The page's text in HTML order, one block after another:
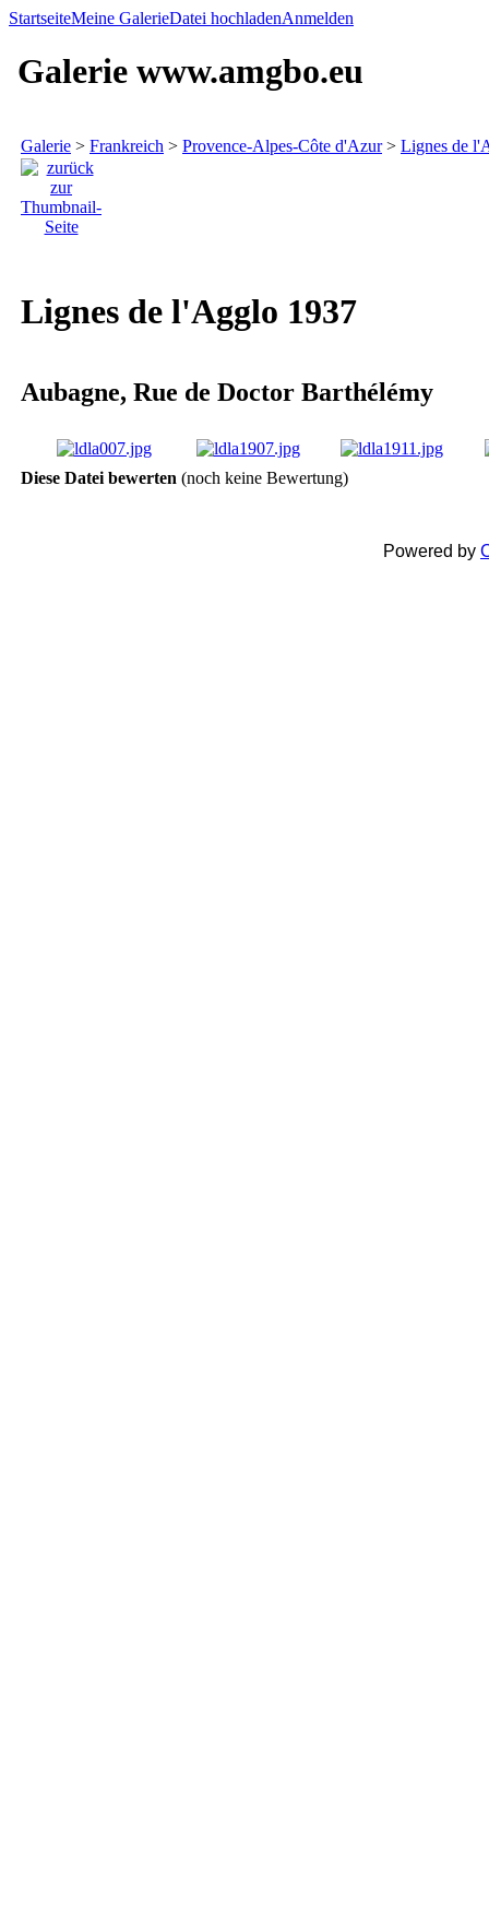
StartseiteMeine GalerieDatei hochladenAnmelden
Galerie www.amgbo.eu
Galerie > Frankreich > Provence-Alpes-Côte d'Azur> Lignes de
Lignes de l'Agglo 1937
Aubagne, Rue de Doctor Barthélémy
Diese Datei bewerten (noch keine Bewertung)
Powered by